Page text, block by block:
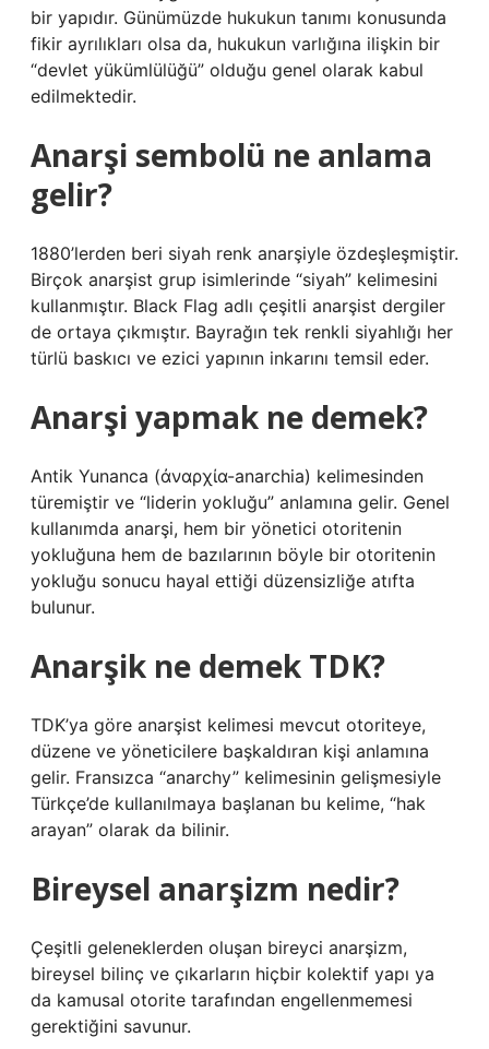
bir yapıdır. Günümüzde hukukun tanımı konusunda
fikir ayrılıkları olsa da, hukukun varlığına ilişkin bir
“devlet yükümlülüğü” olduğu genel olarak kabul
edilmektedir.
Anarşi sembolü ne anlama
gelir?
1880’lerden beri siyah renk anarşiyle özdeşleşmiştir.
Birçok anarşist grup isimlerinde “siyah” kelimesini
kullanmıştır. Black Flag adlı çeşitli anarşist dergiler
de ortaya çıkmıştır. Bayrağın tek renkli siyahlığı her
türlü baskıcı ve ezici yapının inkarını temsil eder.
Anarşi yapmak ne demek?
Antik Yunanca (ἀναρχία-anarchia) kelimesinden
türemiştir ve “liderin yokluğu” anlamına gelir. Genel
kullanımda anarşi, hem bir yönetici otoritenin
yokluğuna hem de bazılarının böyle bir otoritenin
yokluğu sonucu hayal ettiği düzensizliğe atıfta
bulunur.
Anarşik ne demek TDK?
TDK’ya göre anarşist kelimesi mevcut otoriteye,
düzene ve yöneticilere başkaldıran kişi anlamına
gelir. Fransızca “anarchy” kelimesinin gelişmesiyle
Türkçe’de kullanılmaya başlanan bu kelime, “hak
arayan” olarak da bilinir.
Bireysel anarşizm nedir?
Çeşitli geleneklerden oluşan bireyci anarşizm,
bireysel bilinç ve çıkarların hiçbir kolektif yapı ya
da kamusal otorite tarafından engellenmemesi
gerektiğini savunur.